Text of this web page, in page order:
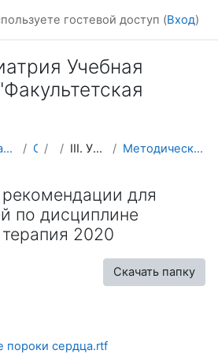
гостевой доступ (Вход)
Учебная
Факультетской терапии О курсе ПФТ III. УММ для преподавателей Методические рекомендации для преподавателей по ди...
для
по дисциплине
2020
Скачать папку
пороки сердца.rtf